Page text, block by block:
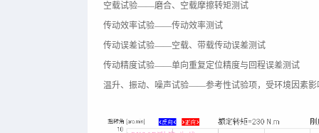
空载试验——磨合、空载摩擦转矩测试
传动效率试验——传动效率测试
传动误差试验——空载、带载传动误差测试
传动精度试验——单向重复定位精度与回程误差测试
温升、振动、噪声试验——参考性试验项，受环境因素影